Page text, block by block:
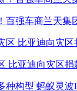
百强车商兰天集
比亚迪向灾区捐